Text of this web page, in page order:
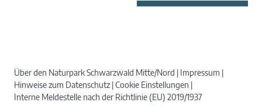
Über den Naturpark Schwarzwald Mitte/Nord
Impressum
Hinweise zum Datenschutz Cookie Einstellungen
Interne Meldestelle nach der Richtlinie (EU) 2019/1937